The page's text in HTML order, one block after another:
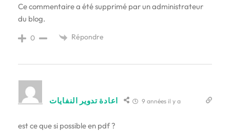
Ce commentaire a été supprimé par un administrateur
du blog.
0 Répondre
اعادة تدوير النفايات 9 années il y a
est ce que si possible en pdf ?